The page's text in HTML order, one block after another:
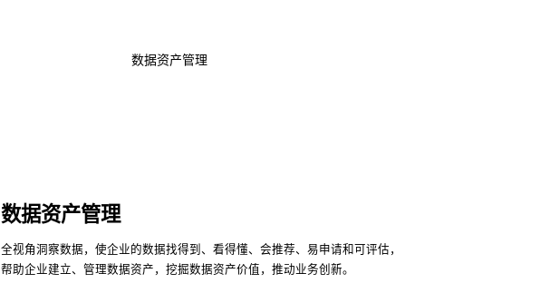
数据资产管理
数据资产管理
全视角洞察数据，使企业的数据找得到、看得懂、会推荐、易申请和可评估，
帮助企业建立、管理数据资产，挖掘数据资产价值，推动业务创新。